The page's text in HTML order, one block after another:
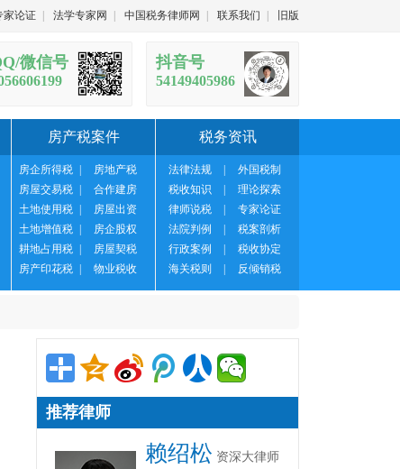
家论证 法学专家网 中国税务律师网 联系我们 旧版
微信号 抖音号
54149405986
房产税案件
房企所得税
房地产税
房屋交易税
合作建房
土地使用税
房屋出资
土地增值税
房企股权
耕地占用税
房屋契税
房产印花税
物业税收
税务资讯
法律法规
外国税制
税收知识
理论探索
律师说税
专家论证
法院判例
税案剖析
行政案例
税收协定
海关税则
反倾销税
推荐律师
赖绍松 资深大律师